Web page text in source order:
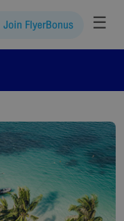
Join FlyerBonus ☰